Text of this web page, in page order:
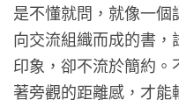
是不懂就問，就像一
向交流組織而成的書
印象，卻不流於簡約
著旁觀的距離感，才